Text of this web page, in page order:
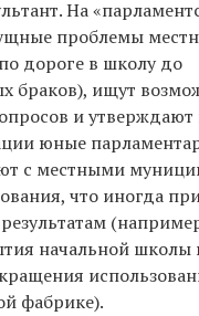
На
проблемы
дороге в школу до
браков), ищут
и утверждают
юные
с местными
что иногда
начальной школы
фабрике).